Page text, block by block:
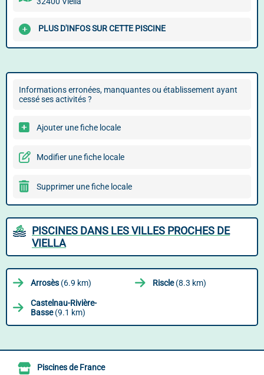
PLUS D'INFOS SUR CETTE PISCINE
Informations erronées, manquantes ou établissement ayant
cessé ses activités ?
Ajouter une fiche locale
Modifier une fiche locale
Supprimer une fiche locale
PISCINES DANS LES VILLES PROCHES DE
VIELLA
Arrosès (6.9 km) Riscle(8.3 km)
Castelnau-Rivière-
Basse(9.1 km)
Piscines de France